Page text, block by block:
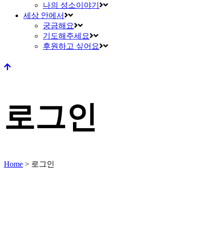
나의 성소이야기
세상 안에서
궁금해요
기도해주세요
후원하고 싶어요
로그인
Home > 로그인